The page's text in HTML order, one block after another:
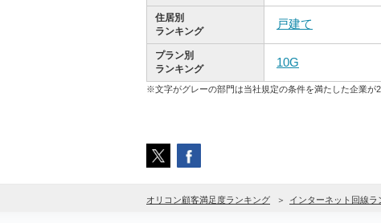
住居別
ランキング
戸建て
プラン別
ランキング
10G
※文字がグレーの部門は当社規定の条件を満たした企業が
オリコン顧客満足度ランキング インターネット回線ラ